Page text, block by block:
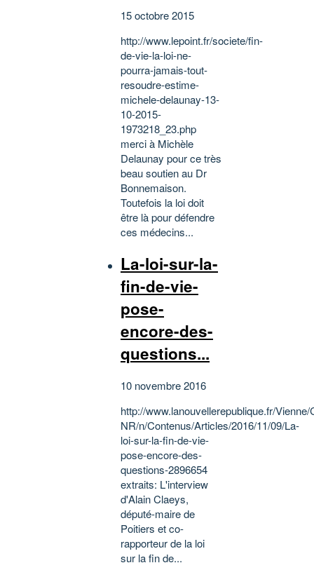
15 octobre 2015
http://www.lepoint.fr/societe/fin-
de-vie-la-loi-ne-
pourra-jamais-tout-
resoudre-estime-
michele-delaunay-13-
10-2015-
1973218_23.php
merci à Michèle
Delaunay pour ce très
beau soutien au Dr
Bonnemaison.
Toutefois la loi doit
être là pour défendre
ces médecins...
La-loi-sur-la-
fin-de-vie-
pose-
encore-des-
questions...
10 novembre 2016
http://www.lanouvellerepublique.fr/
NR/n/Contenus/Articles/2016/11/09/La-
loi-sur-la-fin-de-vie-
pose-encore-des-
questions-2896654
extraits: L'interview
d'Alain Claeys,
député-maire de
Poitiers et co-
rapporteur de la loi
sur la fin de...